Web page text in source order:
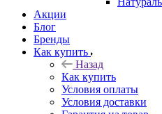
Акции
Блог
Бренды
Как купить
Назад
Как купить
Условия оплаты
Условия доставки